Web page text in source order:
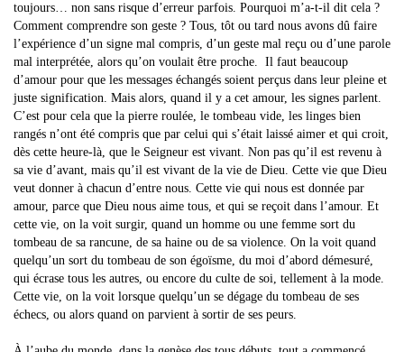
toujours… non sans risque d’erreur parfois. Pourquoi m’a-t-il dit cela ?
Comment comprendre son geste ? Tous, tôt ou tard nous avons dû faire
l’expérience d’un signe mal compris, d’un geste mal reçu ou d’une parole
mal interprétée, alors qu’on voulait être proche. Il faut beaucoup
d’amour pour que les messages échangés soient perçus dans leur pleine et
juste signification. Mais alors, quand il y a cet amour, les signes parlent.
C’est pour cela que la pierre roulée, le tombeau vide, les linges bien
rangés n’ont été compris que par celui qui s’était laissé aimer et qui croit,
dès cette heure-là, que le Seigneur est vivant. Non pas qu’il est revenu à
sa vie d’avant, mais qu’il est vivant de la vie de Dieu. Cette vie que Dieu
veut donner à chacun d’entre nous. Cette vie qui nous est donnée par
amour, parce que Dieu nous aime tous, et qui se reçoit dans l’amour. Et
cette vie, on la voit surgir, quand un homme ou une femme sort du
tombeau de sa rancune, de sa haine ou de sa violence. On la voit quand
quelqu’un sort du tombeau de son égoïsme, du moi d’abord démesuré,
qui écrase tous les autres, ou encore du culte de soi, tellement à la mode.
Cette vie, on la voit lorsque quelqu’un se dégage du tombeau de ses
échecs, ou alors quand on parvient à sortir de ses peurs.